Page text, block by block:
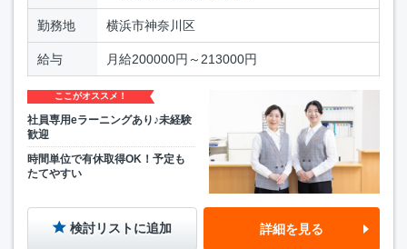
勤務地 横浜市神奈川区
給与 月給200000円～213000円
ここがオススメ！
社員専用eラーニングあり♪未経験
歓迎
時間単位で有休取得OK！予定も
たてやすい
検討リストに追加 詳細を見る